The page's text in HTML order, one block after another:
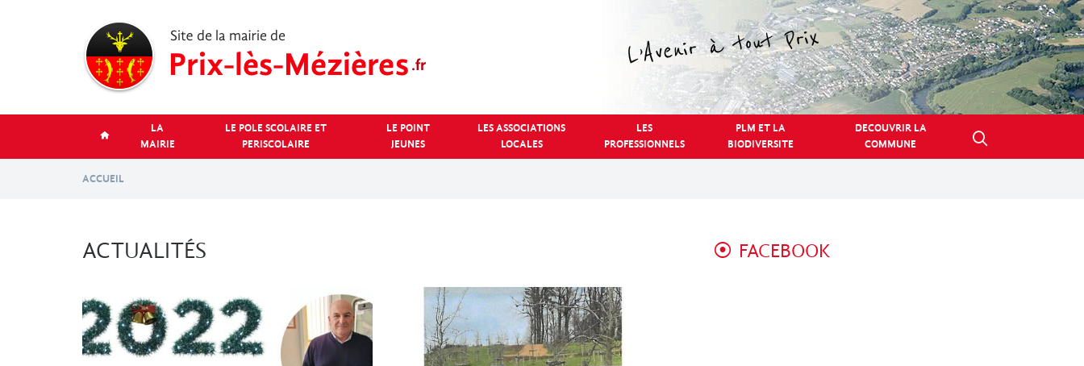
LA
MAIRIE
LE POLE SCOLAIRE ET
PERISCOLAIRE
LE POINT
JEUNES
LES ASSOCIATIONS
LOCALES
LES
PROFESSIONNELS
PLM ET LA
BIODIVERSITE
DECOUVRIR LA
COMMUNE
ACCUEIL
ACTUALITÉS FACEBOOK